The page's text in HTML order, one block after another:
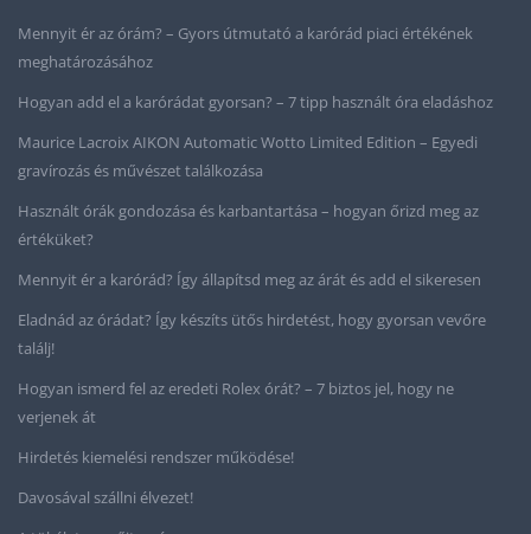
Mennyit ér az órám? – Gyors útmutató a karórád piaci értékének
meghatározásához
Hogyan add el a karórádat gyorsan? – 7 tipp használt óra eladáshoz
Maurice Lacroix AIKON Automatic Wotto Limited Edition – Egyedi
gravírozás és művészet találkozása
Használt órák gondozása és karbantartása – hogyan őrizd meg az
értéküket?
Mennyit ér a karórád? Így állapítsd meg az árát és add el sikeresen
Eladnád az órádat? Így készíts ütős hirdetést, hogy gyorsan vevőre
találj!
Hogyan ismerd fel az eredeti Rolex órát? – 7 biztos jel, hogy ne
verjenek át
Hirdetés kiemelési rendszer működése!
Davosával szállni élvezet!